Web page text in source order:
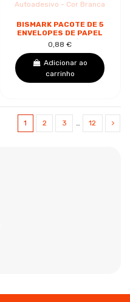
BISMARK PACOTE DE 5
ENVELOPES DE PAPEL
90G - MEDIDAS
229X324MM - FECHO
AUTOADESIVO -...
0,88 €
Adicionar ao
carrinho
1 2 3 … 12